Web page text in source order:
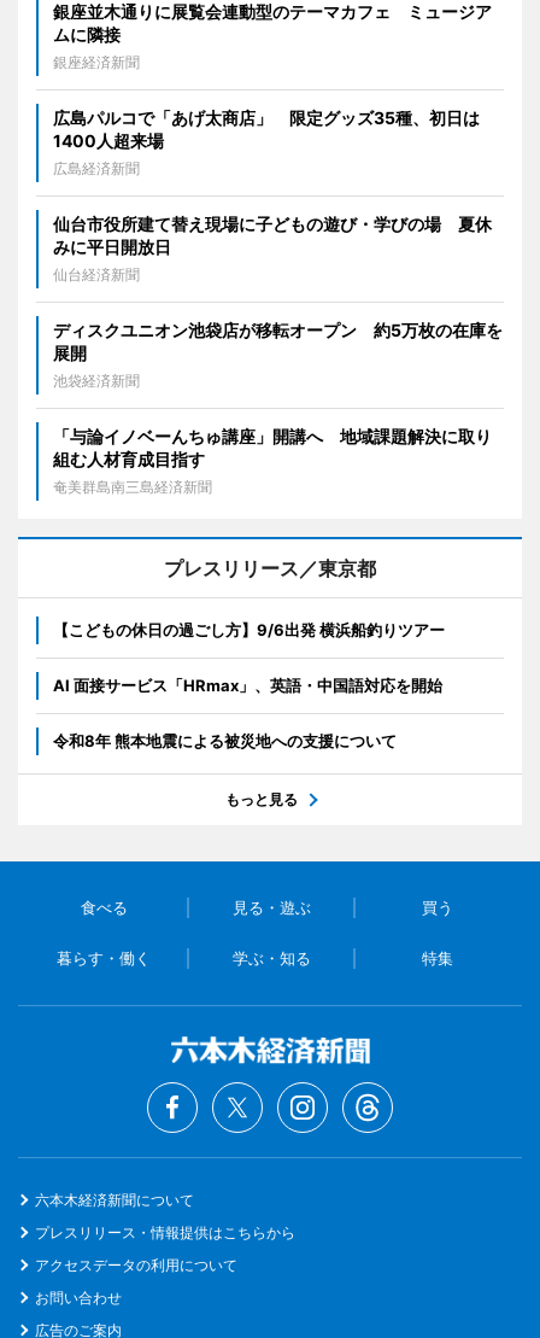
銀座並木通りに展覧会連動型のテーマカフェ ミュージア
ムに隣接
銀座経済新聞
広島パルコで「あげ太商店」 限定グッズ35種、初日は
1400人超来場
広島経済新聞
仙台市役所建て替え現場に子どもの遊び・学びの場 夏休
みに平日開放日
仙台経済新聞
ディスクユニオン池袋店が移転オープン 約5万枚の在庫を
展開
池袋経済新聞
「与論イノベーんちゅ講座」開講へ 地域課題解決に取り
組む人材育成目指す
奄美群島南三島経済新聞
プレスリリース／東京都
【こどもの休日の過ごし方】9/6出発 横浜船釣りツアー
AI 面接サービス「HRmax」、英語・中国語対応を開始
令和8年 熊本地震による被災地への支援について
もっと見る
食べる 見る・遊ぶ 買う
暮らす・働く 学ぶ・知る 特集
六本木経済新聞について
プレスリリース・情報提供はこちらから
アクセスデータの利用について
お問い合わせ
広告のご案内